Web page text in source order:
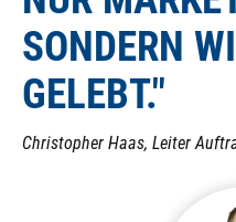
SONDERN
GELEBT."
Christopher Haas, Leiter